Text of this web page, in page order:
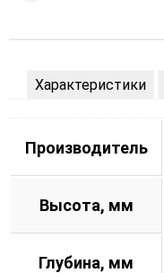
Характеристики
Производитель
Высота, мм
Глубина, мм